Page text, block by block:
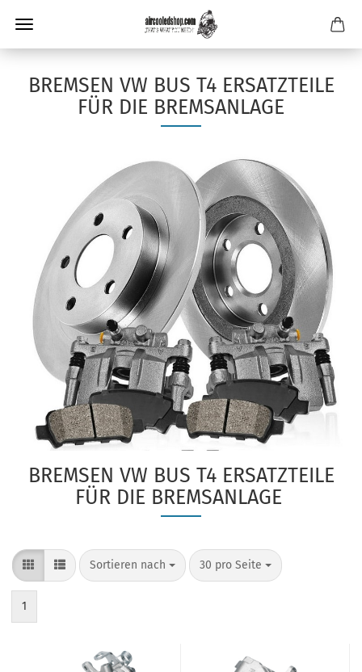
BREMSEN VW BUS T4 ERSATZTEILE
FÜR DIE BREMSANLAGE
BREMSEN VW BUS T4 ERSATZTEILE
FÜR DIE BREMSANLAGE
Sortieren nach
Sortieren nach 30 pro Seite
pro Seite
1